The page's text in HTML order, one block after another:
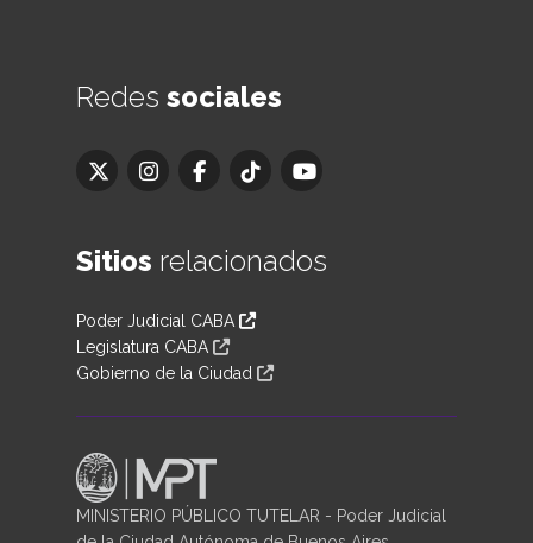
Redes sociales
Sitios relacionados
Poder Judicial CABA
Legislatura CABA
Gobierno de la Ciudad
MINISTERIO PÚBLICO TUTELAR - Poder Judicial